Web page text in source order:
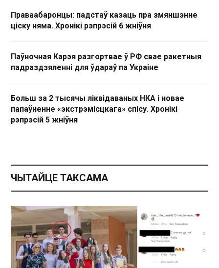
Праваабаронцы: падстаў казаць пра змяншэнне
ціску няма. Хронікі рэпрэсій 6 жніўня
Паўночная Карэя разгортвае ў РФ свае ракетныя
падраздзяленні для ўдараў па Украіне
Больш за 2 тысячы ліквідаваных НКА і новае
папаўненне «экстрэмісцкага» спісу. Хронікі
рэпрэсій 5 жніўня
ЧЫТАЙЦЕ ТАКСАМА